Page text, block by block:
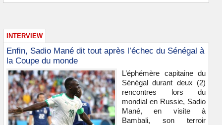
INTERVIEW
Enfin, Sadio Mané dit tout après l’échec du Sénégal à
la Coupe du monde
L’éphémère capitaine du
Sénégal durant deux (2)
rencontres lors du
mondial en Russie, Sadio
Mané, en visite à
Bambali, son terroir